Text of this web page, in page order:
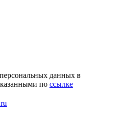
данных в
по ссылке